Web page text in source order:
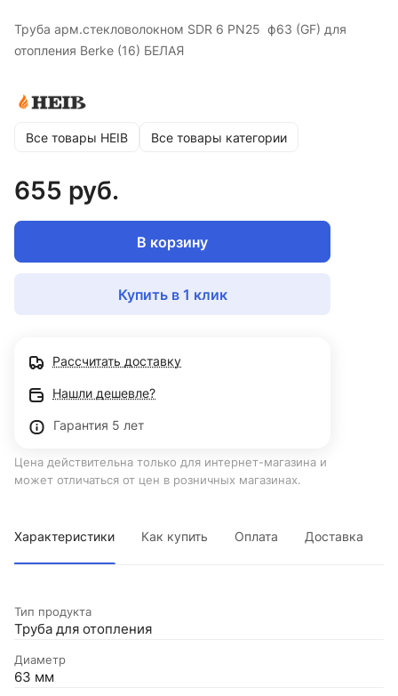
Труба арм.стекловолокном SDR 6 PN25 ф63 (GF) для
отопления Berke (16) БЕЛАЯ
Все товары HEIB Все товары категории
655 руб.
В корзину
Купить в 1 клик
Рассчитать доставку
Нашли дешевле?
Гарантия 5 лет
Цена действительна только для интернет-магазина и
может отличаться от цен в розничных магазинах.
Характеристики Как купить Оплата Доставка
Тип продукта
Труба для отопления
Диаметр
63 мм